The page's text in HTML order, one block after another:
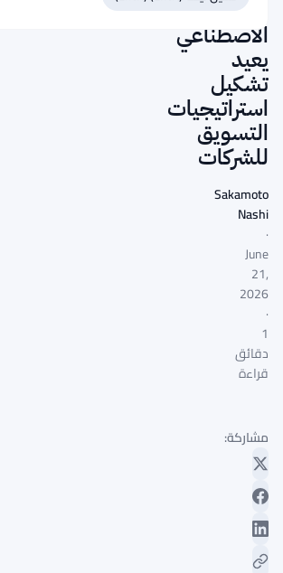
الذكاء
الاصطناعي
يعيد
تشكيل
استراتيجيات
التسويق
للشركات
Sakamoto
Nashi
·
June
21,
2026
·
1
دقائق
قراءة
مشاركة: